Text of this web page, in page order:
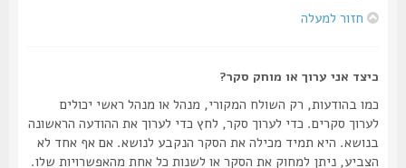
חזור למעלה
כיצד אני ערוך או מוחק סקר?
כמו בהודעות, רק השולח המקורי, מנהל או מנהל ראשי יכולים
לערוך סקרים. כדי לערוך סקר, לחץ כדי לערוך את ההודעה הראשונה
בנושא. היא תמיד מכילה את הסקר הנקבע לנושא. אם אף אחד לא
הצביע, ניתן למחוק את הסקר או לשנות כל אחת מהאפשרויות שלו.